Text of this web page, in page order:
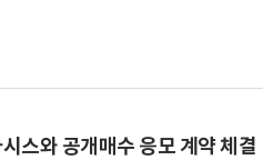
스와 공개매수 응모 계약 체결